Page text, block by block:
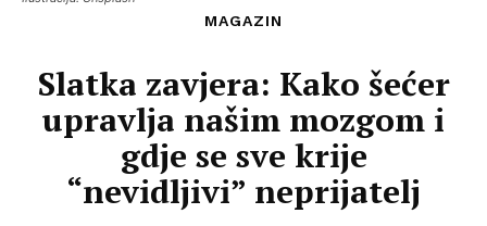
MAGAZIN
Slatka zavjera: Kako šećer
upravlja našim mozgom i
gdje se sve krije
“nevidljivi” neprijatelj